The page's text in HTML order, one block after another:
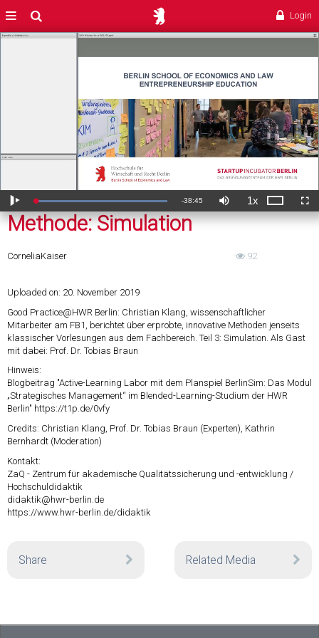
Login
Methode: Simulation
Methode: Simulation
Wiedergabe
Geladen:
0.12%
Verbleibende
ZeitÂ
-38:45
Ton
aus
1x
CorneliaKaiser 92
Uploaded on: 20. November 2019
Good Practice@HWR Berlin: Christian Klang, wissenschaftlicher
Mitarbeiter am FB1, berichtet über erprobte, innovative Methoden jenseits
klassischer Vorlesungen aus dem Fachbereich. Teil 3: Simulation. Als Gast
mit dabei: Prof. Dr. Tobias Braun
Hinweis:
Blogbeitrag "Active-Learning Labor mit dem Planspiel BerlinSim: Das Modul
„Strategisches Management“ im Blended-Learning-Studium der HWR
Berlin" https://t1p.de/0vfy
Credits: Christian Klang, Prof. Dr. Tobias Braun (Experten), Kathrin
Bernhardt (Moderation)
Kontakt:
ZaQ - Zentrum für akademische Qualitätssicherung und -entwicklung /
Hochschuldidaktik
didaktik@hwr-berlin.de
https://www.hwr-berlin.de/didaktik
Share Related Media